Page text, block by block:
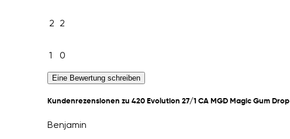
2 2
1 0
Eine Bewertung schreiben
Kundenrezensionen zu 420 Evolution 27/1 CA MGD Magic Gum Drop
Benjamin